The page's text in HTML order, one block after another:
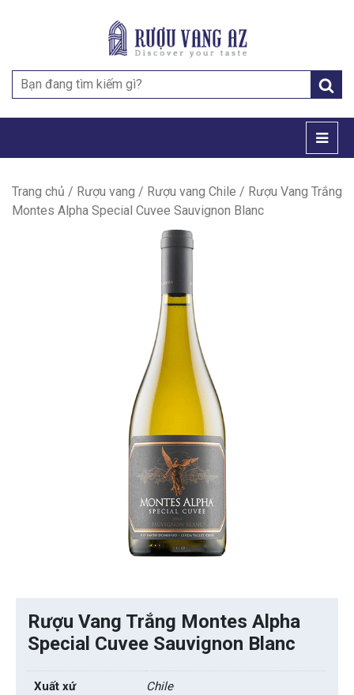
Search
for:
Trang chủ / Rượu vang / Rượu vang Chile / Rượu Vang Trắng
Montes Alpha Special Cuvee Sauvignon Blanc
Rượu Vang Trắng Montes Alpha
Special Cuvee Sauvignon Blanc
Xuất xứ Chile